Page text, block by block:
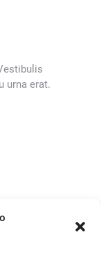
urna erat.